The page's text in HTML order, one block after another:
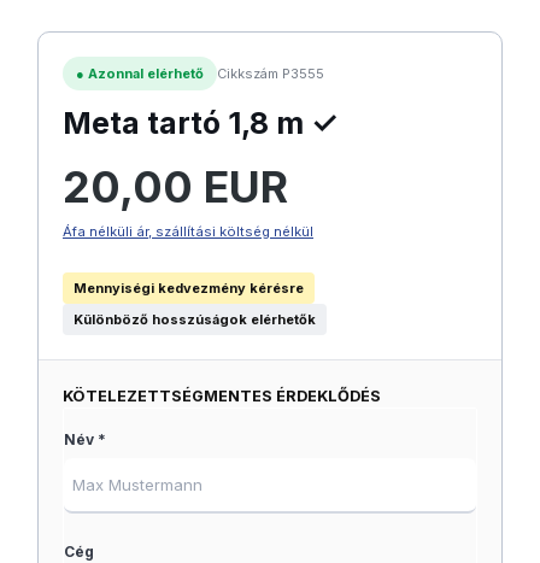
● Azonnal elérhető Cikkszám P3555
Meta tartó 1,8 m ✓
20,00 EUR
Áfa nélküli ár, szállítási költség nélkül
Mennyiségi kedvezmény kérésre
Különböző hosszúságok elérhetők
KÖTELEZETTSÉGMENTES ÉRDEKLŐDÉS
Név *
Cég